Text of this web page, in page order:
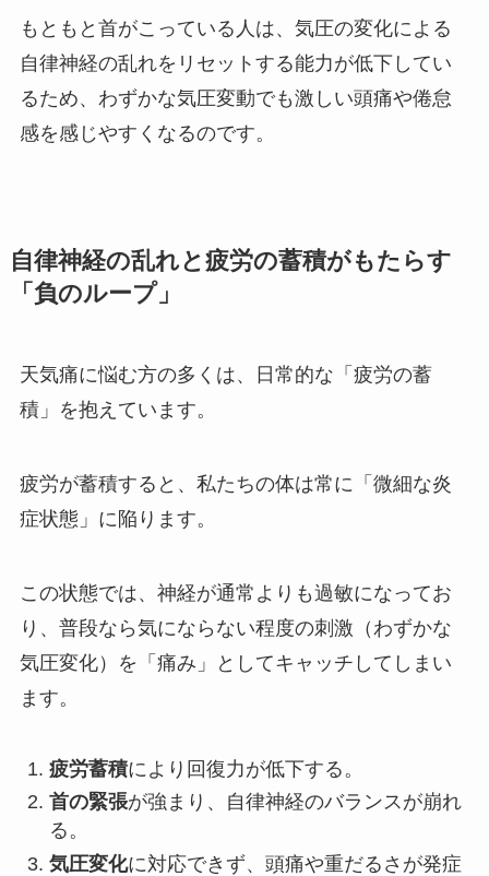
もともと首がこっている人は、気圧の変化による
自律神経の乱れをリセットする能力が低下してい
るため、わずかな気圧変動でも激しい頭痛や倦怠
感を感じやすくなるのです。
自律神経の乱れと疲労の蓄積がもたらす
「負のループ」
天気痛に悩む方の多くは、日常的な「疲労の蓄
積」を抱えています。
疲労が蓄積すると、私たちの体は常に「微細な炎
症状態」に陥ります。
この状態では、神経が通常よりも過敏になってお
り、普段なら気にならない程度の刺激（わずかな
気圧変化）を「痛み」としてキャッチしてしまい
ます。
疲労蓄積により回復力が低下する。
首の緊張が強まり、自律神経のバランスが崩れ
る。
気圧変化に対応できず、頭痛や重だるさが発症